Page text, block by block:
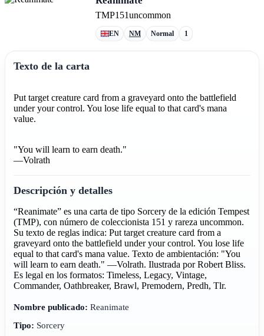
TMP151uncommon
EN NM Normal 1
Texto de la carta
Put target creature card from a graveyard onto the battlefield
under your control. You lose life equal to that card's mana
value.
"You will learn to earn death."
—Volrath
Descripción y detalles
“Reanimate” es una carta de tipo Sorcery de la edición Tempest
(TMP), con número de coleccionista 151 y rareza uncommon.
Su texto de reglas indica: Put target creature card from a
graveyard onto the battlefield under your control. You lose life
equal to that card's mana value. Texto de ambientación: "You
will learn to earn death." —Volrath. Ilustrada por Robert Bliss.
Es legal en los formatos: Timeless, Legacy, Vintage,
Commander, Oathbreaker, Brawl, Premodern, Predh, Tlr.
Nombre publicado: Reanimate
Tipo: Sorcery